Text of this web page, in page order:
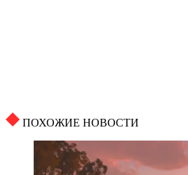
ПОХОЖИЕ НОВОСТИ